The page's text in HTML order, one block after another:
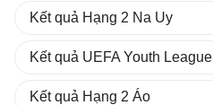
Kết quả Hạng 2 Na Uy
Kết quả UEFA Youth League
Kết quả Hạng 2 Áo